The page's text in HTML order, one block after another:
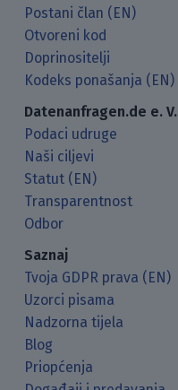
Postani član (EN)
Otvoreni kod
Doprinositelji
Kodeks ponašanja (EN)
Datenanfragen.de e. V.
Podaci udruge
Naši ciljevi
Statut (EN)
Transparentnost
Odbor
Saznaj
Tvoja GDPR prava (EN)
Uzorci pisama
Nadzorna tijela
Blog
Priopćenja